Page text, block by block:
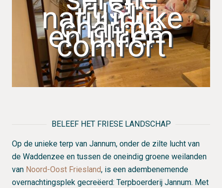
MEER INFO…
rust,
natuurlijke
charme
en ultiem
comfort
Luxe
boxspring
2 x 90 x
210cm
/inloop
regendouche
/toilet
/wastafel
/ föhn
gebruik
van wifi,
koffie &
thee,
faciliteiten.
MEER INFO…
BELEEF HET FRIESE LANDSCHAP
Op de unieke terp van Jannum, onder de zilte lucht van
de Waddenzee en tussen de oneindig groene weilanden
van Noord-Oost Friesland, is een adembenemende
overnachtingsplek gecreëerd: Terpboerderij Jannum. Met